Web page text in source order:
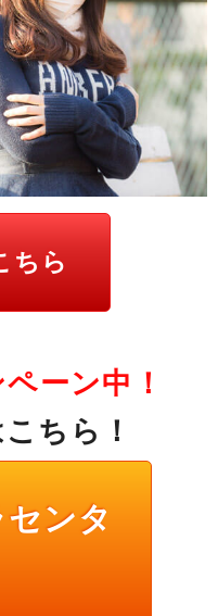
ちら
ーン中！
ちら！
ンタ